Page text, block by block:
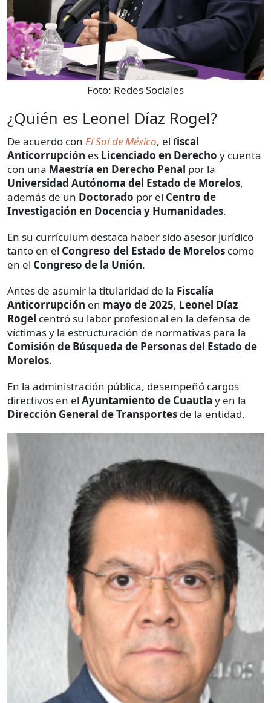
Foto: Redes Sociales
¿Quién es Leonel Díaz Rogel?
De acuerdo con El Sol de México, el fiscal
Anticorrupción es Licenciado en Derecho y cuenta
con una Maestría en Derecho Penal por la
Universidad Autónoma del Estado de Morelos,
además de un Doctorado por el Centro de
Investigación en Docencia y Humanidades.
En su currículum destaca haber sido asesor jurídico
tanto en el Congreso del Estado de Morelos como
en el Congreso de la Unión.
Antes de asumir la titularidad de la Fiscalía
Anticorrupción en mayo de 2025, Leonel Díaz
Rogel centró su labor profesional en la defensa de
víctimas y la estructuración de normativas para la
Comisión de Búsqueda de Personas del Estado de
Morelos.
En la administración pública, desempeñó cargos
directivos en el Ayuntamiento de Cuautla y en la
Dirección General de Transportes de la entidad.